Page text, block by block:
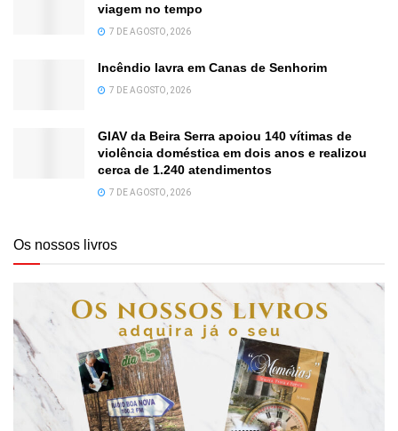
viagem no tempo
7 DE AGOSTO, 2026
Incêndio lavra em Canas de Senhorim
7 DE AGOSTO, 2026
GIAV da Beira Serra apoiou 140 vítimas de
violência doméstica em dois anos e realizou
cerca de 1.240 atendimentos
7 DE AGOSTO, 2026
Os nossos livros